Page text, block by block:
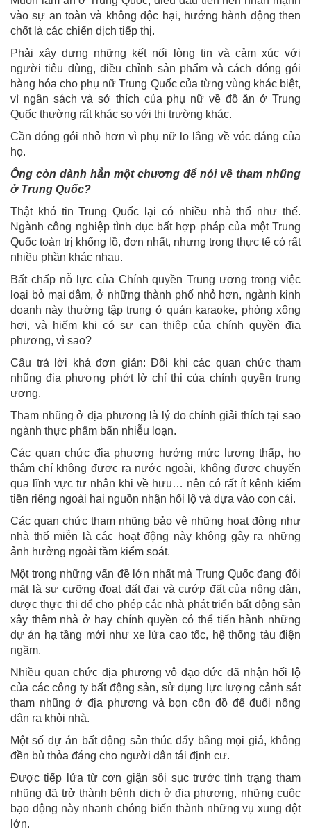
vào sự an toàn và không độc hại, hướng hành động then
chốt là các chiến dịch tiếp thị.
Phải xây dựng những kết nối lòng tin và cảm xúc với
người tiêu dùng, điều chỉnh sản phẩm và cách đóng gói
hàng hóa cho phụ nữ Trung Quốc của từng vùng khác biệt,
vì ngân sách và sở thích của phụ nữ về đồ ăn ở Trung
Quốc thường rất khác so với thị trường khác.
Cần đóng gói nhỏ hơn vì phụ nữ lo lắng về vóc dáng của
họ.
Ông còn dành hẳn một chương để nói về tham nhũng
ở Trung Quốc?
Thật khó tin Trung Quốc lại có nhiều nhà thổ như thế.
Ngành công nghiệp tình dục bất hợp pháp của một Trung
Quốc toàn trị khổng lồ, đơn nhất, nhưng trong thực tế có rất
nhiều phần khác nhau.
Bất chấp nỗ lực của Chính quyền Trung ương trong việc
loại bỏ mại dâm, ở những thành phố nhỏ hơn, ngành kinh
doanh này thường tập trung ở quán karaoke, phòng xông
hơi, và hiếm khi có sự can thiệp của chính quyền địa
phương, vì sao?
Câu trả lời khá đơn giản: Đôi khi các quan chức tham
nhũng địa phương phớt lờ chỉ thị của chính quyền trung
ương.
Tham nhũng ở địa phương là lý do chính giải thích tại sao
ngành thực phẩm bẩn nhiễu loạn.
Các quan chức địa phương hưởng mức lương thấp, họ
thậm chí không được ra nước ngoài, không được chuyển
qua lĩnh vực tư nhân khi về hưu… nên có rất ít kênh kiếm
tiền riêng ngoài hai nguồn nhận hối lộ và dựa vào con cái.
Các quan chức tham nhũng bảo vệ những hoạt động như
nhà thổ miễn là các hoạt động này không gây ra những
ảnh hưởng ngoài tầm kiểm soát.
Một trong những vấn đề lớn nhất mà Trung Quốc đang đối
mặt là sự cưỡng đoạt đất đai và cướp đất của nông dân,
được thực thi để cho phép các nhà phát triển bất động sản
xây thêm nhà ở hay chính quyền có thể tiến hành những
dự án hạ tầng mới như xe lửa cao tốc, hệ thống tàu điện
ngầm.
Nhiều quan chức địa phương vô đạo đức đã nhận hối lộ
của các công ty bất động sản, sử dụng lực lượng cảnh sát
tham nhũng ở địa phương và bọn côn đồ để đuổi nông
dân ra khỏi nhà.
Một số dự án bất động sản thúc đẩy bằng mọi giá, không
đền bù thỏa đáng cho người dân tái định cư.
Được tiếp lửa từ cơn giận sôi sục trước tình trạng tham
nhũng đã trở thành bệnh dịch ở địa phương, những cuộc
bạo động này nhanh chóng biến thành những vụ xung đột
lớn.